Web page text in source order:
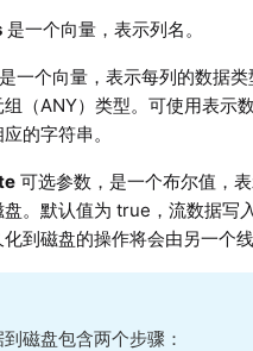
是一个向量，表示列名。
一个向量，表示每列的数据类
（ANY）类型。可使用表示
的字符串。
可选参数，是一个布尔值，
。默认值为 true，流数据写
到磁盘的操作将会由另一个线
磁盘包含两个步骤：